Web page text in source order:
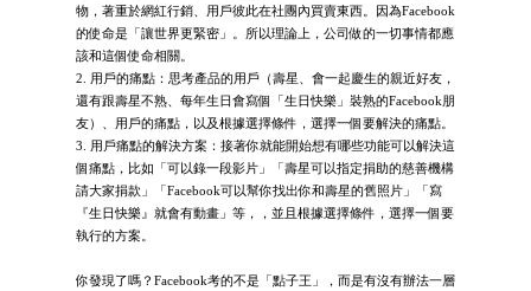
物，著重於網紅行銷、用戶彼此在社團內買賣東西。因為Facebook
的使命是「讓世界更緊密」。所以理論上，公司做的一切事情都應
該和這個使命相關。
2. 用戶的痛點：思考產品的用戶（壽星、會一起慶生的親近好友，
還有跟壽星不熟、每年生日會寫個「生日快樂」裝熟的Facebook朋
友）、用戶的痛點，以及根據選擇條件，選擇一個要解決的痛點。
3. 用戶痛點的解決方案：接著你就能開始想有哪些功能可以解決這
個痛點，比如「可以錄一段影片」「壽星可以指定捐助的慈善機構
請大家捐款」「Facebook可以幫你找出你和壽星的舊照片」「寫
『生日快樂』就會有動畫」等，，並且根據選擇條件，選擇一個要
執行的方案。
你發現了嗎？Facebook考的不是「點子王」，而是有沒有辦法一層